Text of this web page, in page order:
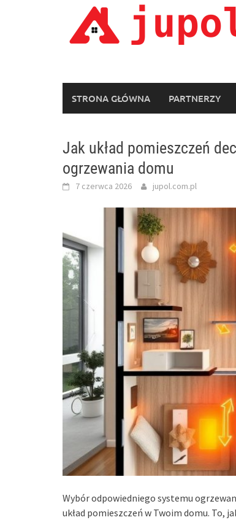
STRONA GŁÓWNA PARTNERZY
Jak układ pomieszczeń
ogrzewania domu
7 czerwca 2026 jupol.com.pl
Wybór odpowiedniego systemu
układ pomieszczeń w Twoim domu. To,